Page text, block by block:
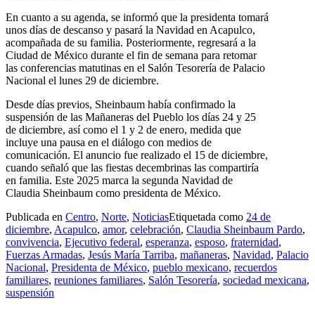
En cuanto a su agenda, se informó que la presidenta tomará
unos días de descanso y pasará la Navidad en Acapulco,
acompañada de su familia. Posteriormente, regresará a la
Ciudad de México durante el fin de semana para retomar
las conferencias matutinas en el Salón Tesorería de Palacio
Nacional el lunes 29 de diciembre.
Desde días previos, Sheinbaum había confirmado la
suspensión de las Mañaneras del Pueblo los días 24 y 25
de diciembre, así como el 1 y 2 de enero, medida que
incluye una pausa en el diálogo con medios de
comunicación. El anuncio fue realizado el 15 de diciembre,
cuando señaló que las fiestas decembrinas las compartiría
en familia. Este 2025 marca la segunda Navidad de
Claudia Sheinbaum como presidenta de México.
Publicada en Centro, Norte, NoticiasEtiquetada como 24 de
diciembre, Acapulco, amor, celebración, Claudia Sheinbaum Pardo,
convivencia, Ejecutivo federal, esperanza, esposo, fraternidad,
Fuerzas Armadas, Jesús María Tarriba, mañaneras, Navidad, Palacio
Nacional, Presidenta de México, pueblo mexicano, recuerdos
familiares, reuniones familiares, Salón Tesorería, sociedad mexicana,
suspensión